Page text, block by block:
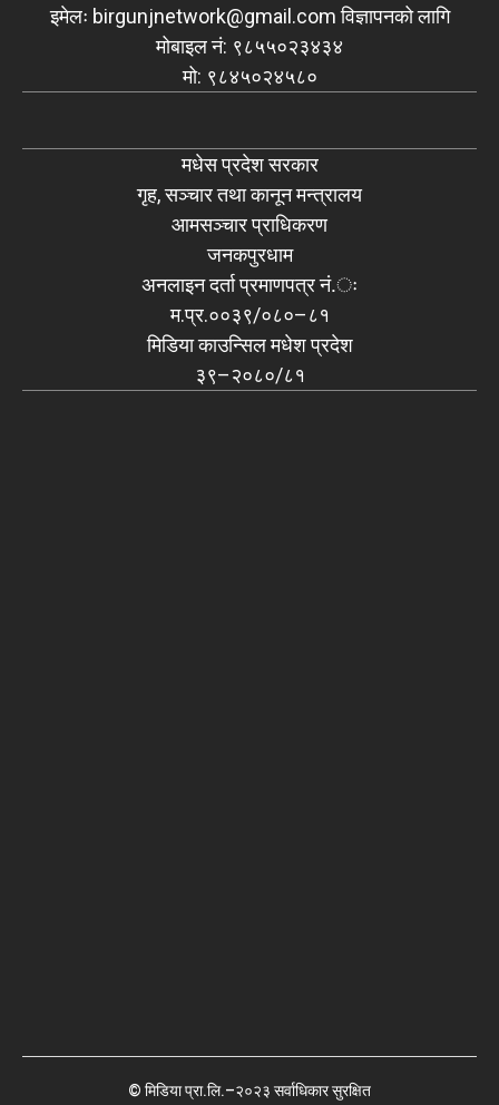
इमेलः birgunjnetwork@gmail.comविज्ञापनको लागि
मोबाइल नं: ९८५५०२३४३४
मो: ९८४५०२४५८०
मधेस प्रदेश सरकार
गृह, सञ्चार तथा कानून मन्त्रालय
आमसञ्चार प्राधिकरण
जनकपुरधाम
अनलाइन दर्ता प्रमाणपत्र नं.ः
म.प्र.००३९/०८०–८१
मिडिया काउन्सिल मधेश प्रदेश
३९–२०८०/८१
© मिडिया प्रा.लि.–२०२३ सर्वाधिकार सुरक्षित